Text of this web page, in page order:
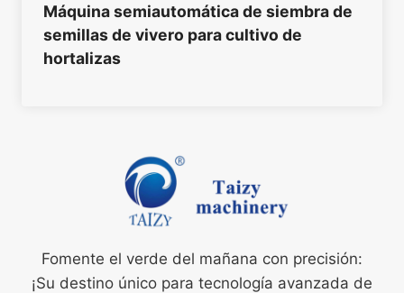
Máquina semiautomática de siembra de
semillas de vivero para cultivo de
hortalizas
Fomente el verde del mañana con precisión:
¡Su destino único para tecnología avanzada de